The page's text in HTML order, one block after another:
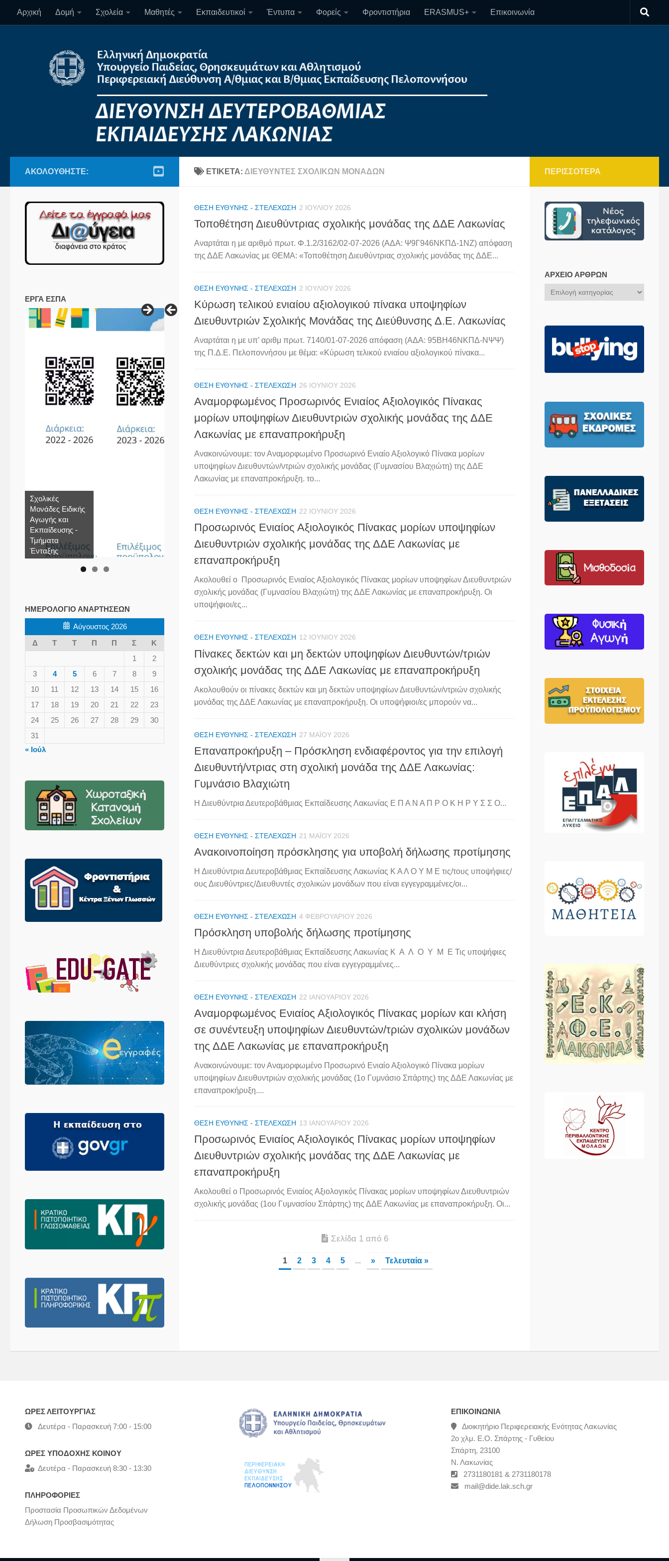
Skip to content
Αρχική Δομή Σχολεία Μαθητές Εκπαιδευτικοί Έντυπα Φορείς Φροντιστήρια ERASMUS+ Επικοινωνία
ΕΤΙΚΈΤΑ: ΔΙΕΥΘΥΝΤΈΣ ΣΧΟΛΙΚΏΝ ΜΟΝΆΔΩΝ
ΘΈΣΗ ΕΥΘΎΝΗΣ - ΣΤΕΛΈΧΩΣΗ 2 ΙΟΥΛΊΟΥ 2026
Τοποθέτηση Διευθύντριας σχολικής μονάδας της ΔΔΕ Λακωνίας
Αναρτάται η με αριθμό πρωτ. Φ.1.2/3162/02-07-2026 (ΑΔΑ: Ψ9Γ946ΝΚΠΔ-1ΝΖ) απόφαση
της ΔΔΕ Λακωνίας με ΘΕΜΑ: «Τοποθέτηση Διευθύντριας σχολικής μονάδας της ΔΔΕ...
ΘΈΣΗ ΕΥΘΎΝΗΣ - ΣΤΕΛΈΧΩΣΗ 2 ΙΟΥΛΊΟΥ 2026
Κύρωση τελικού ενιαίου αξιολογικού πίνακα υποψηφίων
Διευθυντριών Σχολικής Μονάδας της Διεύθυνσης Δ.Ε. Λακωνίας
Αναρτάται η με υπ’ αριθμ πρωτ. 7140/01-07-2026 απόφαση (ΑΔΑ: 95ΒΗ46ΝΚΠΔ-ΝΨΨ)
της Π.Δ.Ε. Πελοποννήσου με θέμα: «Κύρωση τελικού ενιαίου αξιολογικού πίνακα...
ΘΈΣΗ ΕΥΘΎΝΗΣ - ΣΤΕΛΈΧΩΣΗ 26 ΙΟΥΝΊΟΥ 2026
Αναμορφωμένος Προσωρινός Ενιαίος Αξιολογικός Πίνακας
μορίων υποψηφίων Διευθυντριών σχολικής μονάδας της ΔΔΕ
Λακωνίας με επαναπροκήρυξη
Ανακοινώνουμε: τον Αναμορφωμένο Προσωρινό Ενιαίο Αξιολογικό Πίνακα μορίων
υποψηφίων Διευθυντών/ντριών σχολικής μονάδας (Γυμνασίου Βλαχιώτη) της ΔΔΕ
Λακωνίας με επαναπροκήρυξη. το...
ΘΈΣΗ ΕΥΘΎΝΗΣ - ΣΤΕΛΈΧΩΣΗ 22 ΙΟΥΝΊΟΥ 2026
Προσωρινός Ενιαίος Αξιολογικός Πίνακας μορίων υποψηφίων
Διευθυντριών σχολικής μονάδας της ΔΔΕ Λακωνίας με
επαναπροκήρυξη
Ακολουθεί ο Προσωρινός Ενιαίος Αξιολογικός Πίνακας μορίων υποψηφίων Διευθυντριών
σχολικής μονάδας (Γυμνασίου Βλαχιώτη) της ΔΔΕ Λακωνίας με επαναπροκήρυξη. Οι
υποψήφιοι/ες...
ΘΈΣΗ ΕΥΘΎΝΗΣ - ΣΤΕΛΈΧΩΣΗ 12 ΙΟΥΝΊΟΥ 2026
Πίνακες δεκτών και μη δεκτών υποψηφίων Διευθυντών/τριών
σχολικής μονάδας της ΔΔΕ Λακωνίας με επαναπροκήρυξη
Ακολουθούν οι πίνακες δεκτών και μη δεκτών υποψηφίων Διευθυντών/ντριών σχολικής
μονάδας της ΔΔΕ Λακωνίας με επαναπροκήρυξη. Οι υποψήφιοι/ες μπορούν να...
ΘΈΣΗ ΕΥΘΎΝΗΣ - ΣΤΕΛΈΧΩΣΗ 27 ΜΑΪ́ΟΥ 2026
Επαναπροκήρυξη – Πρόσκληση ενδιαφέροντος για την επιλογή
Διευθυντή/ντριας στη σχολική μονάδα της ΔΔΕ Λακωνίας:
Γυμνάσιο Βλαχιώτη
Η Διευθύντρια Δευτεροβάθμιας Εκπαίδευσης Λακωνίας Ε Π Α Ν Α Π Ρ Ο Κ Η Ρ Υ Σ Σ Ο...
ΘΈΣΗ ΕΥΘΎΝΗΣ - ΣΤΕΛΈΧΩΣΗ 21 ΜΑΪ́ΟΥ 2026
Ανακοινοποίηση πρόσκλησης για υποβολή δήλωσης προτίμησης
Η Διευθύντρια Δευτεροβάθμιας Εκπαίδευσης Λακωνίας Κ Α Λ Ο Υ Μ Ε τις/τους υποψήφιες/
ους Διευθύντριες/Διευθυντές σχολικών μονάδων που είναι εγγεγραμμένες/οι...
ΘΈΣΗ ΕΥΘΎΝΗΣ - ΣΤΕΛΈΧΩΣΗ 4 ΦΕΒΡΟΥΑΡΊΟΥ 2026
Πρόσκληση υποβολής δήλωσης προτίμησης
Η Διευθύντρια Δευτεροβάθμιας Εκπαίδευσης Λακωνίας Κ Α Λ Ο Υ Μ Ε Τις υποψήφιες
Διευθύντριες σχολικής μονάδας που είναι εγγεγραμμένες...
ΘΈΣΗ ΕΥΘΎΝΗΣ - ΣΤΕΛΈΧΩΣΗ 22 ΙΑΝΟΥΑΡΊΟΥ 2026
Αναμορφωμένος Ενιαίος Αξιολογικός Πίνακας μορίων και κλήση
σε συνέντευξη υποψηφίων Διευθυντών/τριών σχολικών μονάδων
της ΔΔΕ Λακωνίας με επαναπροκήρυξη
Ανακοινώνουμε: τον Αναμορφωμένο Προσωρινό Ενιαίο Αξιολογικό Πίνακα μορίων
υποψηφίων Διευθυντριών σχολικής μονάδας (1ο Γυμνάσιο Σπάρτης) της ΔΔΕ Λακωνίας με
επαναπροκήρυξη....
ΘΈΣΗ ΕΥΘΎΝΗΣ - ΣΤΕΛΈΧΩΣΗ 13 ΙΑΝΟΥΑΡΊΟΥ 2026
Προσωρινός Ενιαίος Αξιολογικός Πίνακας μορίων υποψηφίων
Διευθυντριών σχολικής μονάδας της ΔΔΕ Λακωνίας με
επαναπροκήρυξη
Ακολουθεί ο Προσωρινός Ενιαίος Αξιολογικός Πίνακας μορίων υποψηφίων Διευθυντριών
σχολικής μονάδας (1ου Γυμνασίου Σπάρτης) της ΔΔΕ Λακωνίας με επαναπροκήρυξη. Οι...
Σελίδα 1 από 6
1 2 3 4 5 ... » Τελευταία »
ΑΚΟΛΟΥΘΉΣΤΕ:
ΕΡΓΑ ΕΣΠΑ
Σχολικές
Μονάδες Ειδικής
Αγωγής και
Εκπαίδευσης -
Τμήματα
Ένταξης
ΗΜΕΡΟΛΌΓΙΟ ΑΝΑΡΤΉΣΕΩΝ
Αύγουστος 2026
Δ
Τ Τ Π Π Σ
Κ
1
2
3
4 5 6 7 8
9
10
11 12 13 14 15
16
17
18 19 20 21 22
23
24
25 26 27 28 29
30
31
« Ιούλ
ΠΕΡΙΣΣΌΤΕΡΑ
ΑΡΧΕΊΟ ΆΡΘΡΩΝ
Αρχείο
Άρθρων
ΩΡΕΣ ΛΕΙΤΟΥΡΓΙΑΣ
Δευτέρα - Παρασκευή 7:00 - 15:00
ΩΡΕΣ ΥΠΟΔΟΧΗΣ ΚΟΙΝΟΥ
Δευτέρα - Παρασκευή 8:30 - 13:30
ΠΛΗΡΟΦΟΡΙΕΣ
Προστασία Προσωπικών Δεδομένων
Δήλωση Προσβασιμότητας
ΕΠΙΚΟΙΝΩΝΊΑ
Διοικητήριο Περιφερειακής Ενότητας Λακωνίας
2ο χλμ. Ε.Ο. Σπάρτης - Γυθείου
Σπάρτη, 23100
Ν. Λακωνίας
2731180181 & 2731180178
mail@dide.lak.sch.gr